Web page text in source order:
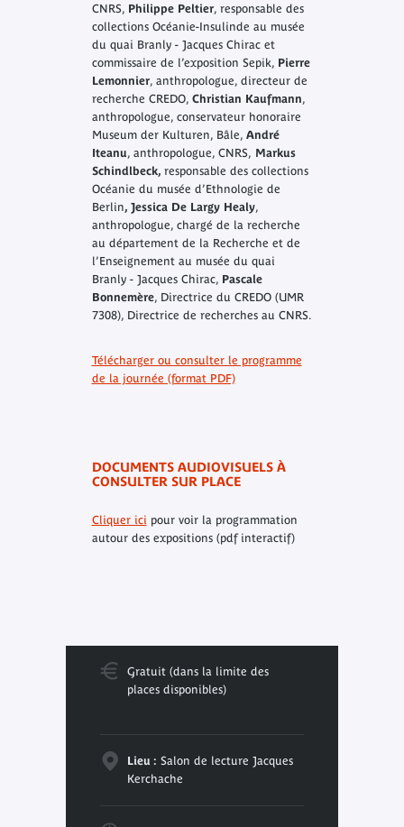
CNRS, Philippe Peltier, responsable des
collections Océanie-Insulinde au musée
du quai Branly - Jacques Chirac et
commissaire de l’exposition Sepik, Pierre
Lemonnier, anthropologue, directeur de
recherche CREDO, Christian Kaufmann,
anthropologue, conservateur honoraire
Museum der Kulturen, Bâle, André
Iteanu, anthropologue, CNRS, Markus
Schindlbeck, responsable des collections
Océanie du musée d’Ethnologie de
Berlin, Jessica De Largy Healy,
anthropologue, chargé de la recherche
au département de la Recherche et de
l’Enseignement au musée du quai
Branly - Jacques Chirac, Pascale
Bonnemère, Directrice du CREDO (UMR
7308), Directrice de recherches au CNRS.
Télécharger ou consulter le programme
de la journée (format PDF)
DOCUMENTS AUDIOVISUELS À
CONSULTER SUR PLACE
Cliquer ici pour voir la programmation
autour des expositions (pdf interactif)
Gratuit (dans la limite des
places disponibles)
Lieu : Salon de lecture Jacques
Kerchache